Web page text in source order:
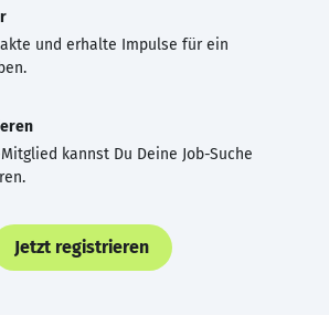
und erhalte Impulse für ein
kannst Du Deine Job-Suche
Jetzt registrieren